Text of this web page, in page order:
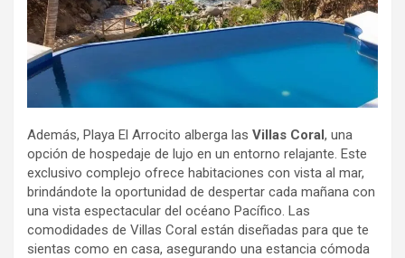
Además, Playa El Arrocito alberga las Villas Coral, una
opción de hospedaje de lujo en un entorno relajante. Este
exclusivo complejo ofrece habitaciones con vista al mar,
brindándote la oportunidad de despertar cada mañana con
una vista espectacular del océano Pacífico. Las
comodidades de Villas Coral están diseñadas para que te
sientas como en casa, asegurando una estancia cómoda